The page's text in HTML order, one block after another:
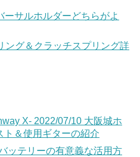
サルホルダーどちらがよ
ング＆クラッチスプリング詳
X- 2022/07/10 大阪城ホ
ト＆使用ギターの紹介
ッテリーの有意義な活用方